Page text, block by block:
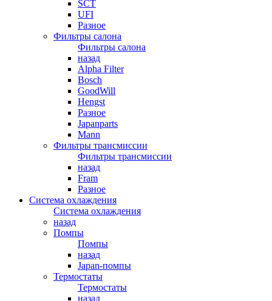
SCT
UFI
Разное
Фильтры салона
Фильтры салона
назад
Alpha Filter
Bosch
GoodWill
Hengst
Разное
Japanparts
Mann
Фильтры трансмиссии
Фильтры трансмиссии
назад
Fram
Разное
Система охлаждения
Система охлаждения
назад
Помпы
Помпы
назад
Japan-помпы
Термостаты
Термостаты
назад